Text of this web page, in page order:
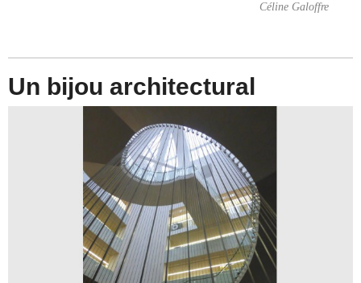
Céline Galoffre
Un bijou architectural